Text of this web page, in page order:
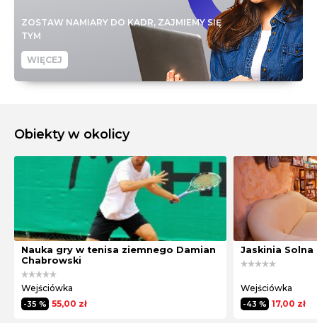
ZOSTAW NAMIARY DO KADR, ZAJMIEMY SIĘ
TYM
WIĘCEJ
Obiekty w okolicy
Nauka gry w tenisa ziemnego Damian
Chabrowski
Wejściówka
-35 % 55,00 zł
Jaskinia Solna
Wejściówka
-43 % 17,00 zł